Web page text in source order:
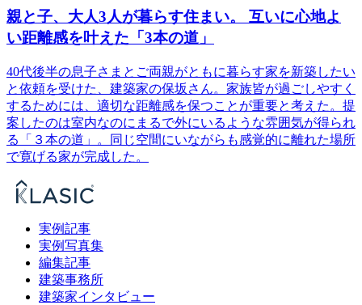
親と子、大人3人が暮らす住まい。 互いに心地よ
い距離感を叶えた「3本の道」
40代後半の息子さまとご両親がともに暮らす家を新築したい
と依頼を受けた、建築家の保坂さん。家族皆が過ごしやすく
するためには、適切な距離感を保つことが重要と考えた。提
案したのは室内なのにまるで外にいるような雰囲気が得られ
る「３本の道」。同じ空間にいながらも感覚的に離れた場所
で寛げる家が完成した。
実例記事
実例写真集
編集記事
建築事務所
建築家インタビュー